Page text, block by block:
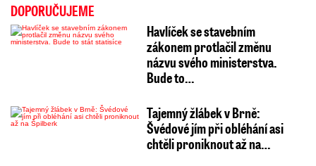
DOPORUČUJEME
Havlíček se stavebním
zákonem protlačil změnu
názvu svého ministerstva.
Bude to…
Tajemný žlábek v Brně:
Švédové jím při obléhání asi
chtěli proniknout až na…